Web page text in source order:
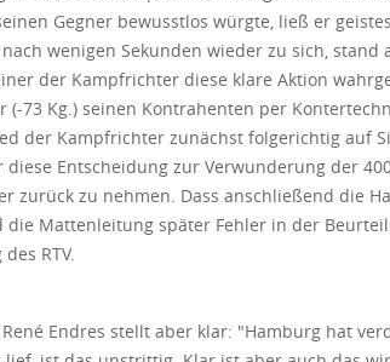
Gegner bewusstlos würgte, ließ er
wenigen Sekunden wieder zu sich,
der Kampfrichter diese klare Aktion
(-73 Kg.) seinen Kontrahenten per
der Kampfrichter zunächst folgerichtig auf
diese Entscheidung zur Verwunderung der
zurück zu nehmen. Dass anschließend die
die Mattenleitung später Fehler in der
RTV.
Endres stellt aber klar: "Hamburg hat